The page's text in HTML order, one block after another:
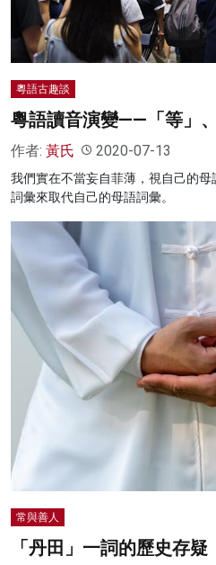
粵語古趣談
粵語讀音演變——「等」、
作者: 黃氏 2020-07-13
我們實在不當妄自菲薄，視自己的
詞彙來取代自己的母語詞彙。
常與善人
「丹田」一詞的歷史存疑